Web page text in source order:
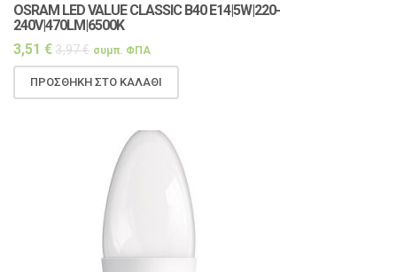
OSRAM LED VALUE CLASSIC Β40 E14|5W|220-
240V|470LM|6500K
3,51 € 3,97€ συμπ. ΦΠΑ
ΠΡΟΣΘΉΚΗ ΣΤΟ ΚΑΛΆΘΙ